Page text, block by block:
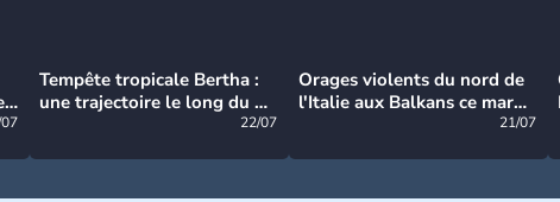
Tempête tropicale Bertha :
une trajectoire le long du du
22/07
Orages violents du nord de
l'Italie aux Balkans ce mardi
21/07